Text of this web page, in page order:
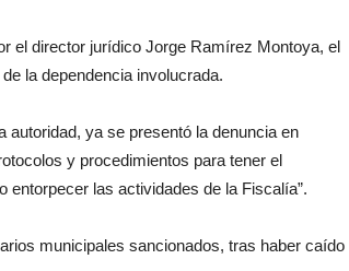
el director jurídico Jorge Ramírez Montoya, el
la dependencia involucrada.
autoridad, ya se presentó la denuncia en
y procedimientos para tener el
entorpecer las actividades de la Fiscalía”.
municipales sancionados, tras haber caído